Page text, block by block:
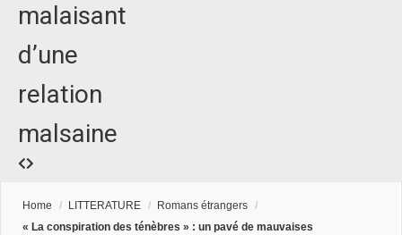
malaisant
d’une
relation
malsaine
Home / LITTERATURE / Romans étrangers /
« La conspiration des ténèbres » : un pavé de mauvaises